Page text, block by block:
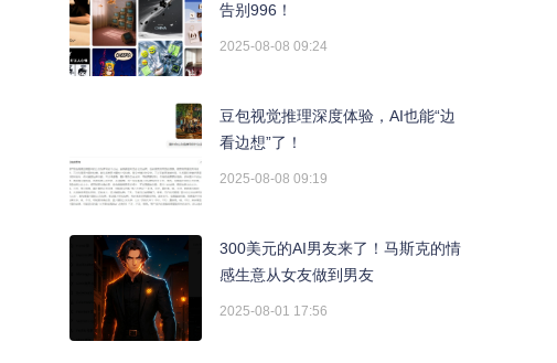
告别996！
2025-08-08 09:24
豆包视觉推理深度体验，AI也能“边
看边想”了！
2025-08-08 09:19
300美元的AI男友来了！马斯克的情
感生意从女友做到男友
2025-08-01 17:56